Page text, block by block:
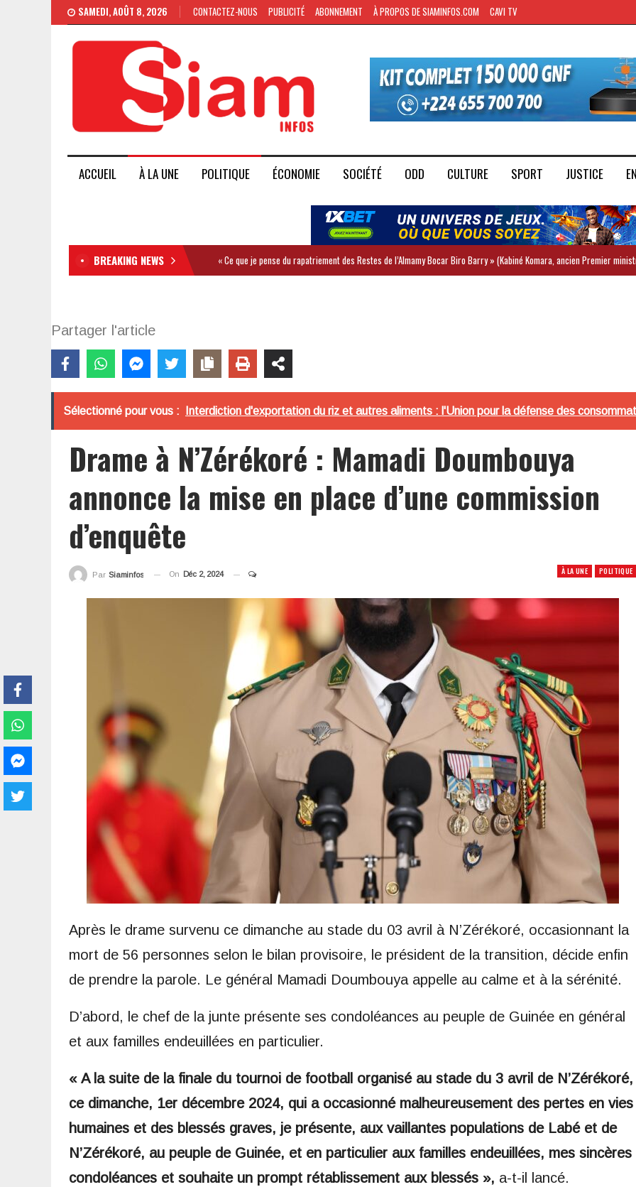
SAMEDI, AOÛT 8, 2026 CONTACTEZ-NOUS PUBLICITÉ ABONNEMENT À PROPOS DE SIAMINFOS.COM CAVI TV
ACCUEIL À LA UNE POLITIQUE ÉCONOMIE SOCIÉTÉ ODD CULTURE SPORT JUSTICE
BREAKING NEWS « Ce que je pense du rapatriement des Restes de l’Almamy Bocar Biro Barry » (Kabiné Komara, ancien Premier
Partager l'article
Sélectionné pour vous : Interdiction d'exportation du riz et autres aliments : l'Union pour la défense des
Drame à N’Zérékoré : Mamadi Doumbouya
annonce la mise en place d’une commission
d’enquête
À LA UNE POLITIQUE
Par Siaminfos On Déc 2, 2024
Après le drame survenu ce dimanche au stade du 03 avril à N’Zérékoré, occasionnant la
mort de 56 personnes selon le bilan provisoire, le président de la transition, décide enfin
de prendre la parole. Le général Mamadi Doumbouya appelle au calme et à la sérénité.
D’abord, le chef de la junte présente ses condoléances au peuple de Guinée en général
et aux familles endeuillées en particulier.
« A la suite de la finale du tournoi de football organisé au stade du 3 avril de N’Zérékoré,
ce dimanche, 1er décembre 2024, qui a occasionné malheureusement des pertes en vies
humaines et des blessés graves, je présente, aux vaillantes populations de Labé et de
N’Zérékoré, au peuple de Guinée, et en particulier aux familles endeuillées, mes sincères
condoléances et souhaite un prompt rétablissement aux blessés », a-t-il lancé.